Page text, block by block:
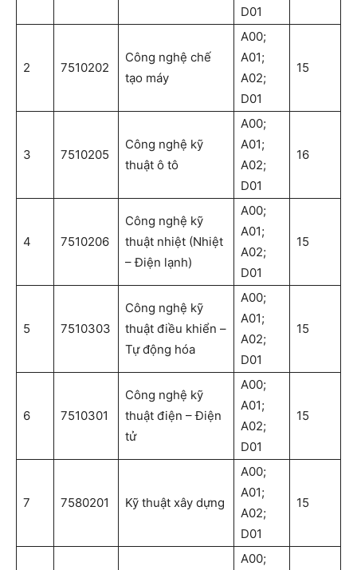
D01
2 7510202
Công nghệ chế
tạo máy
A00;
A01;
A02;
D01
15
3 7510205
Công nghệ kỹ
thuật ô tô
A00;
A01;
A02;
D01
16
4 7510206
Công nghệ kỹ
thuật nhiệt (Nhiệt
– Điện lạnh)
A00;
A01;
A02;
D01
15
5 7510303
Công nghệ kỹ
thuật điều khiển –
Tự động hóa
A00;
A01;
A02;
D01
15
6 7510301
Công nghệ kỹ
thuật điện – Điện
tử
A00;
A01;
A02;
D01
15
7 7580201 Kỹ thuật xây dựng
A00;
A01;
A02;
D01
15
A00;